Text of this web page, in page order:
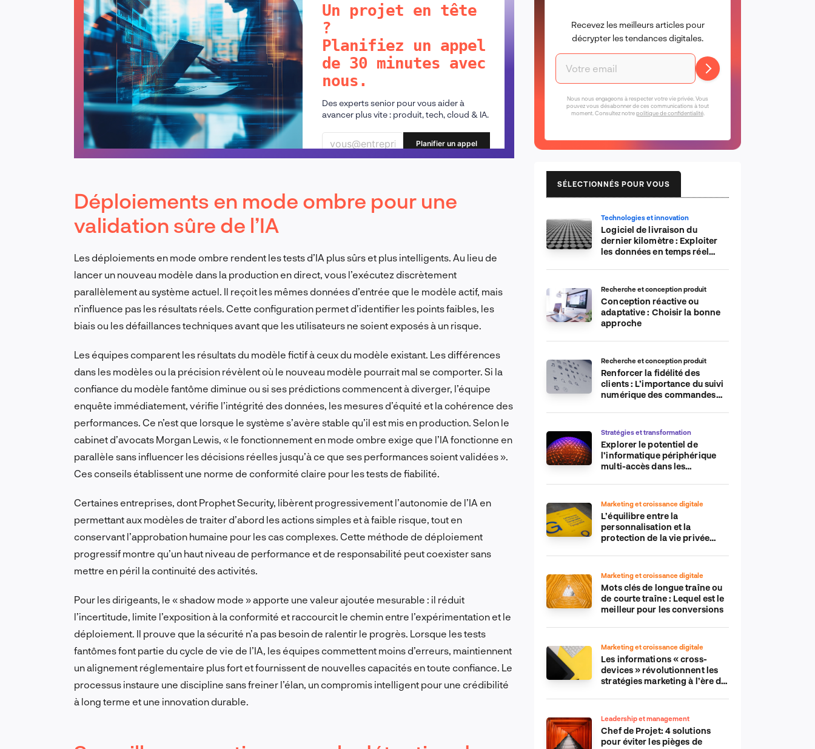
Un projet en tête
?
Planifiez un appel
de 30 minutes avec
nous.
Des experts senior pour vous aider à
avancer plus vite : produit, tech, cloud & IA.
Planifier un appel
Déploiements en mode ombre pour une
validation sûre de l’IA
Les déploiements en mode ombre rendent les tests d’IA plus sûrs et plus intelligents. Au lieu de
lancer un nouveau modèle dans la production en direct, vous l’exécutez discrètement
parallèlement au système actuel. Il reçoit les mêmes données d’entrée que le modèle actif, mais
n’influence pas les résultats réels. Cette configuration permet d’identifier les points faibles, les
biais ou les défaillances techniques avant que les utilisateurs ne soient exposés à un risque.
Les équipes comparent les résultats du modèle fictif à ceux du modèle existant. Les différences
dans les modèles ou la précision révèlent où le nouveau modèle pourrait mal se comporter. Si la
confiance du modèle fantôme diminue ou si ses prédictions commencent à diverger, l’équipe
enquête immédiatement, vérifie l’intégrité des données, les mesures d’équité et la cohérence des
performances. Ce n’est que lorsque le système s’avère stable qu’il est mis en production. Selon le
cabinet d’avocats Morgan Lewis, « le fonctionnement en mode ombre exige que l’IA fonctionne en
parallèle sans influencer les décisions réelles jusqu’à ce que ses performances soient validées ».
Ces conseils établissent une norme de conformité claire pour les tests de fiabilité.
Certaines entreprises, dont Prophet Security, libèrent progressivement l’autonomie de l’IA en
permettant aux modèles de traiter d’abord les actions simples et à faible risque, tout en
conservant l’approbation humaine pour les cas complexes. Cette méthode de déploiement
progressif montre qu’un haut niveau de performance et de responsabilité peut coexister sans
mettre en péril la continuité des activités.
Pour les dirigeants, le « shadow mode » apporte une valeur ajoutée mesurable : il réduit
l’incertitude, limite l’exposition à la conformité et raccourcit le chemin entre l’expérimentation et le
déploiement. Il prouve que la sécurité n’a pas besoin de ralentir le progrès. Lorsque les tests
fantômes font partie du cycle de vie de l’IA, les équipes commettent moins d’erreurs, maintiennent
un alignement réglementaire plus fort et fournissent de nouvelles capacités en toute confiance. Le
processus instaure une discipline sans freiner l’élan, un compromis intelligent pour une crédibilité
à long terme et une innovation durable.
Recevez les meilleurs articles pour
décrypter les tendances digitales.
Nous nous engageons à respecter votre vie privée. Vous
pouvez vous désabonner de ces communications à tout
moment. Consultez notrepolitique de confidentialité.
SÉLECTIONNÉS POUR VOUS
Technologies et innovation
Logiciel de livraison du
dernier kilomètre : Exploiter
les données en temps réel
Recherche et conception produit
Conception réactive ou
adaptative : Choisir la bonne
approche
Recherche et conception produit
Renforcer la fidélité des
clients : L’importance du suivi
numérique des commandes
commerce électronique
Stratégies et transformation
Explorer le potentiel de
l’informatique périphérique
multi-accès dans les
Marketing et croissance digitale
L’équilibre entre la
personnalisation et la
protection de la vie privée
Marketing et croissance digitale
Mots clés de longue traîne ou
de courte traîne : Lequel est le
meilleur pour les conversions
Marketing et croissance digitale
Les informations « cross-
devices » révolutionnent les
stratégies marketing à l’ère du
Leadership et management
Chef de Projet: 4 solutions
pour éviter les pièges de